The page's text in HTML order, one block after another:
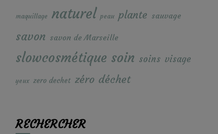
maquillage naturel peau plante sauvage
savon savon de Marseille
slowcosmétique soin soins visage
yeux zero dechet zéro déchet
RECHERCHER